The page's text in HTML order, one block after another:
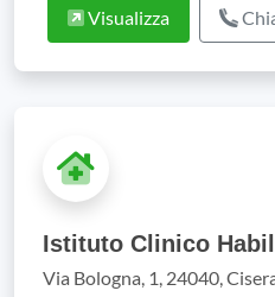
Visualizza
Istituto Clinico
Via Bologna, 1, 24040,